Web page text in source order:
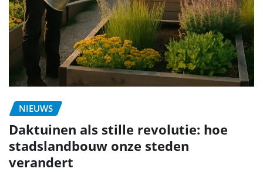
NIEUWS
Daktuinen als stille revolutie: hoe
stadslandbouw onze steden
verandert